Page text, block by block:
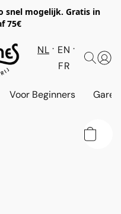
snel mogelijk. Gratis in
75€
NL
EN
FR
Voor Beginners